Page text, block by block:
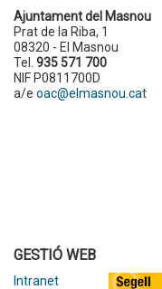
Ajuntament del Masnou
Prat de la Riba, 1
08320 - El Masnou
Tel. 935 571 700
NIF P0811700D
a/e oac@elmasnou.cat
GESTIÓ WEB
Intranet